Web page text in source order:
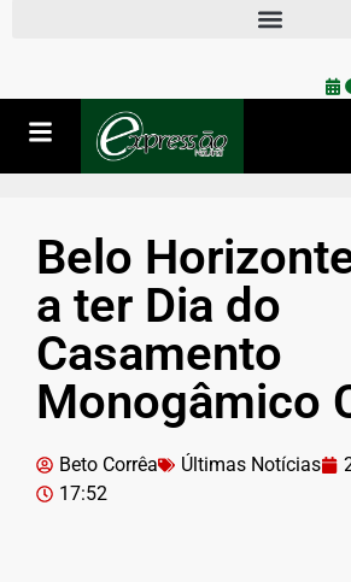
Belo
a ter Dia do
Casamento
Monogâmico
Beto Corrêa Últimas Notícias
17:52